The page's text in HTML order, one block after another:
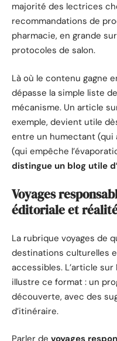
majorité des lectrices
recommandations de
pharmacie, en grande
protocoles de salon.
Là où le contenu gagne
dépasse la simple liste
mécanisme. Un article
exemple, devient utile
entre un humectant (qui
(qui empêche
distingue un blog utile
Voyages
éditoriale et
La rubrique voyages de
destinations culturelles
accessibles. L’article
illustre ce format : un
découverte, avec des
d’itinéraire.